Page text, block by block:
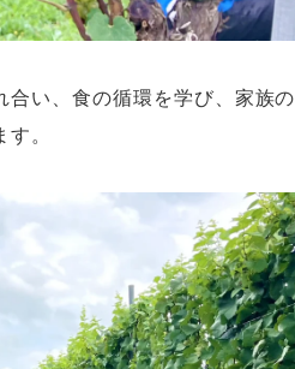
い、食の循環を学び、家族の
。